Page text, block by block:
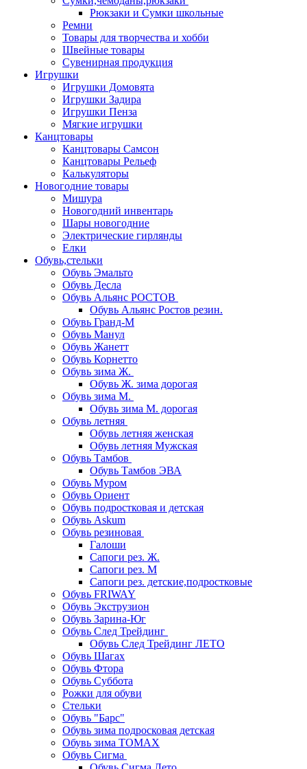
Рюкзаки и Сумки школьные
Ремни
Товары для творчества и хобби
Швейные товары
Сувенирная продукция
Игрушки
Игрушки Домовята
Игрушки Задира
Игрушки Пенза
Мягкие игрушки
Канцтовары
Канцтовары Самсон
Канцтовары Рельеф
Калькуляторы
Новогодние товары
Мишура
Новогодний инвентарь
Шары новогодние
Электрические гирлянды
Елки
Обувь,стельки
Обувь Эмальто
Обувь Десла
Обувь Альянс РОСТОВ
Обувь Альянс Ростов резин.
Обувь Гранд-М
Обувь Манул
Обувь Жанетт
Обувь Корнетто
Обувь зима Ж.
Обувь Ж. зима дорогая
Обувь зима М.
Обувь зима М. дорогая
Обувь летняя
Обувь летняя женская
Обувь летняя Мужская
Обувь Тамбов
Обувь Тамбов ЭВА
Обувь Муром
Обувь Ориент
Обувь подростковая и детская
Обувь Askum
Обувь резиновая
Галоши
Сапоги рез. Ж.
Сапоги рез. М
Сапоги рез. детские,подростковые
Обувь FRIWAY
Обувь Экструзион
Обувь Зарина-Юг
Обувь След Трейдинг
Обувь След Трейдинг ЛЕТО
Обувь Шагах
Обувь Фтора
Обувь Суббота
Рожки для обуви
Стельки
Обувь "Барс"
Обувь зима подросковая детская
Обувь зима ТОМАХ
Обувь Сигма